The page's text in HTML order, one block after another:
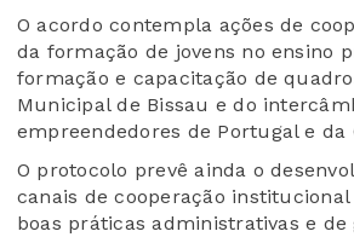
O acordo contempla ações de
da formação de jovens no ensino
formação e capacitação de
Municipal de Bissau e do
empreendedores de Portugal e da
O protocolo prevê ainda o
canais de cooperação
boas práticas administrativas e de